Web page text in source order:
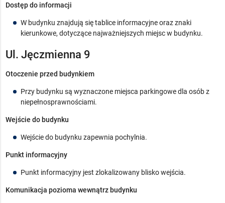
Dostęp do informacji
W budynku znajdują się tablice informacyjne oraz znaki
kierunkowe, dotyczące najważniejszych miejsc w budynku.
Ul. Jęczmienna 9
Otoczenie przed budynkiem
Przy budynku są wyznaczone miejsca parkingowe dla osób z
niepełnosprawnościami.
Wejście do budynku
Wejście do budynku zapewnia pochylnia.
Punkt informacyjny
Punkt informacyjny jest zlokalizowany blisko wejścia.
Komunikacja pozioma wewnątrz budynku